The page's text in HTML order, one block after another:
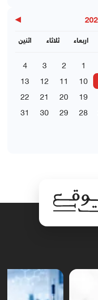
▶
اثنين ثلاثاء اربعاء
1
2
3
4
10
11
12
13
19
20
21
22
28
29
30
31